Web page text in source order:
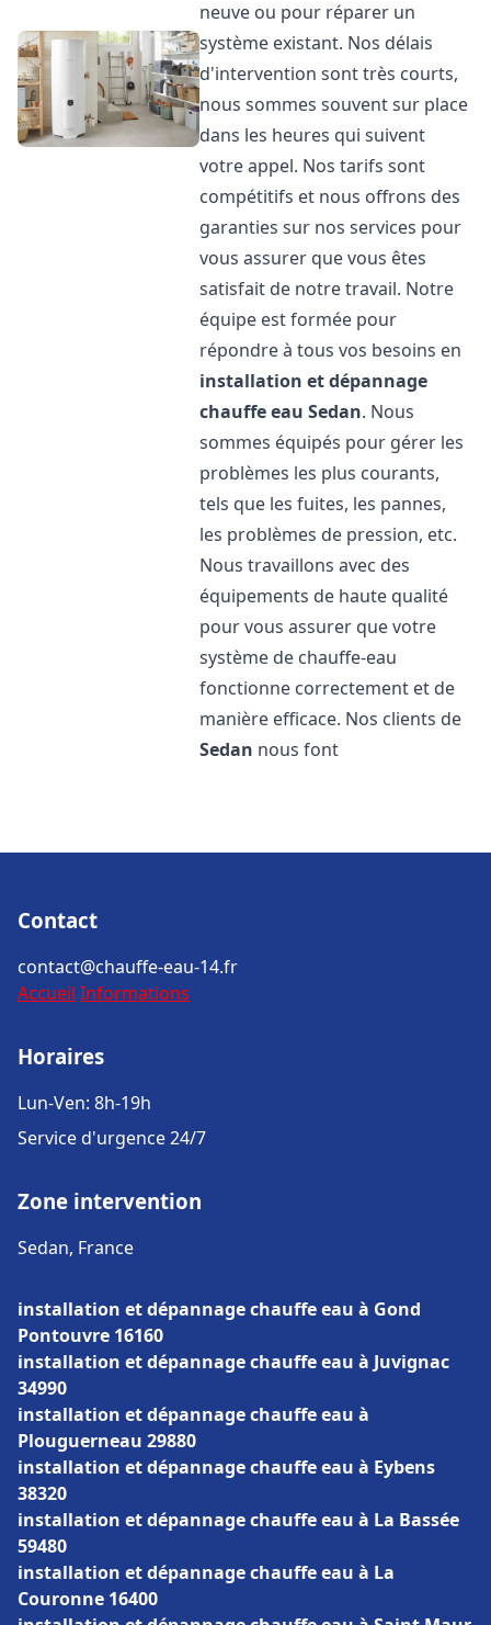
neuve ou pour réparer un
système existant. Nos délais
d'intervention sont très courts,
nous sommes souvent sur place
dans les heures qui suivent
votre appel. Nos tarifs sont
compétitifs et nous offrons des
garanties sur nos services pour
vous assurer que vous êtes
satisfait de notre travail. Notre
équipe est formée pour
répondre à tous vos besoins en
installation et dépannage
chauffe eau Sedan. Nous
sommes équipés pour gérer les
problèmes les plus courants,
tels que les fuites, les pannes,
les problèmes de pression, etc.
Nous travaillons avec des
équipements de haute qualité
pour vous assurer que votre
système de chauffe-eau
fonctionne correctement et de
manière efficace. Nos clients de
Sedan nous font
Contact
contact@chauffe-eau-14.fr
Accueil Informations
Horaires
Lun-Ven: 8h-19h
Service d'urgence 24/7
Zone intervention
Sedan, France
installation et dépannage chauffe eau à Gond
Pontouvre 16160
installation et dépannage chauffe eau à Juvignac
34990
installation et dépannage chauffe eau à
Plouguerneau 29880
installation et dépannage chauffe eau à Eybens
38320
installation et dépannage chauffe eau à La Bassée
59480
installation et dépannage chauffe eau à La
Couronne 16400